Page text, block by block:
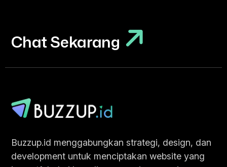
Chat Sekarang
Chat Sekarang
Buzzup.id menggabungkan strategi, design, dan
development untuk menciptakan website yang